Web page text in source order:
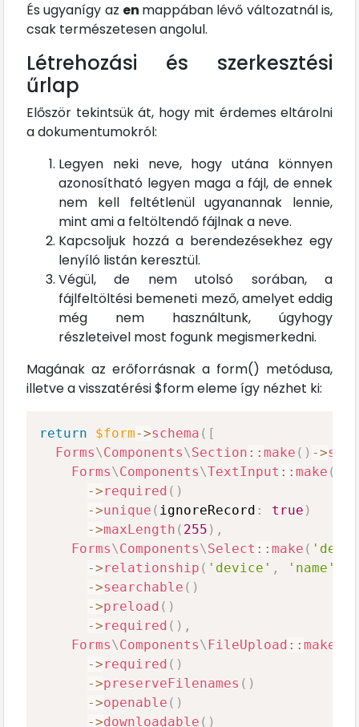
És ugyanígy az en mappában lévő változatnál is,
csak természetesen angolul.
Létrehozási és szerkesztési
űrlap
Először tekintsük át, hogy mit érdemes eltárolni
a dokumentumokról:
Legyen neki neve, hogy utána könnyen
azonosítható legyen maga a fájl, de ennek
nem kell feltétlenül ugyanannak lennie,
mint ami a feltöltendő fájlnak a neve.
Kapcsoljuk hozzá a berendezésekhez egy
lenyíló listán keresztül.
Végül, de nem utolsó sorában, a
fájlfeltöltési bemeneti mező, amelyet eddig
még nem használtunk, úgyhogy
részleteivel most fogunk megismerkedni.
Magának az erőforrásnak a form() metódusa,
illetve a visszatérési $form eleme így nézhet ki:
return $form->schema ( [
Forms\Components\Section :: make ( ) ->
Forms\Components\TextInput :: make (
->required ( )
->unique ( ignoreRecord : true )
->maxLength ( 255 ) ,
Forms\Components\Select :: make (
->relationship ( 'device' , 'name'
->searchable ( )
->preload ( )
->required ( ) ,
Forms\Components\FileUpload :: make
->required ( )
->preserveFilenames ( )
->openable ( )
->downloadable ( )